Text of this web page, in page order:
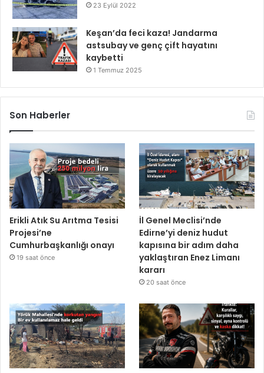
23 Eylül 2022
Keşan’da feci kaza! Jandarma
astsubay ve genç çift hayatını
kaybetti
1 Temmuz 2025
Son Haberler
Erikli Atık Su Arıtma Tesisi
Projesi’ne
Cumhurbaşkanlığı onayı
19 saat önce
İl Genel Meclisi’nde
Edirne’yi deniz hudut
kapısına bir adım daha
yaklaştıran Enez Limanı
kararı
20 saat önce